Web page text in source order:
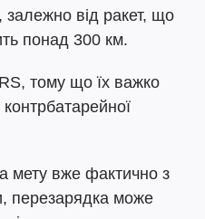
залежно від ракет, що
понад 300 км.
тому що їх важко
мету вже фактично з
перезарядка може